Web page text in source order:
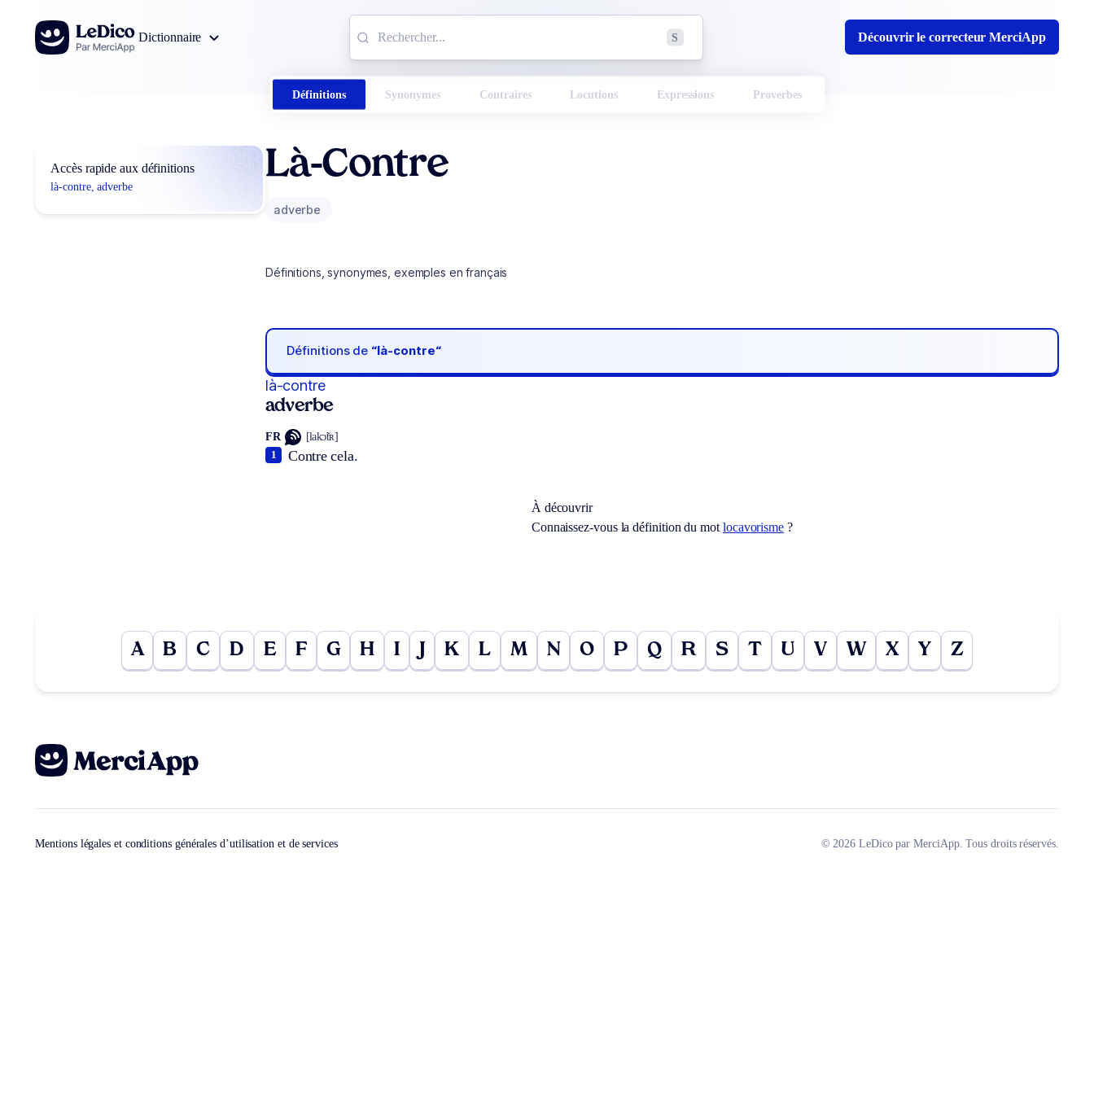
Aller au contenu
Dictionnaire
S Découvrir le correcteur MerciApp
Définitions Synonymes Contraires Locutions Expressions Proverbes
Accès rapide aux définitions
là-contre, adverbe
Là-Contre
adverbe
Définitions, synonymes, exemples en français
Définitions de “là-contre“
là-contre
adverbe
FR [lakɔ̃tʀ]
Contre cela.
1
À découvrir
Connaissez-vous la définition du mot locavorisme ?
A B C D E F G H I K L M N O P Q R S T U V W X Y Z
Mentions légales et conditions générales d’utilisation et de services © 2026 LeDico par MerciApp. Tous droits réservés.